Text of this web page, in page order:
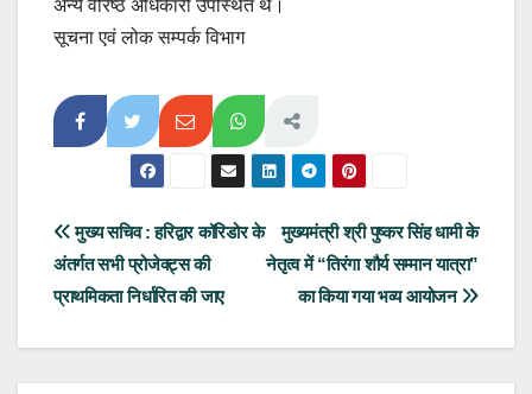
अन्य वरिष्ठ अधिकारी उपस्थित थे।
सूचना एवं लोक सम्पर्क विभाग
Post
navigation
मुख्यमंत्री श्री पुष्कर सिंह धामी के
नेतृत्व में “तिरंगा शौर्य सम्मान यात्रा”
का किया गया भव्य आयोजन
मुख्य सचिव : हरिद्वार कॉरिडोर के
अंतर्गत सभी प्रोजेक्ट्स की
प्राथमिकता निर्धारित की जाए